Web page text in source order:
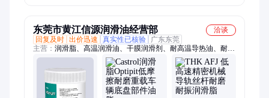
东莞市黄江信源润滑油经营部
洽谈
回复及时 出价迅速 真实性已核验
广东东莞
主营： 润滑脂、高温润滑油、干膜润滑剂、耐高温导热油、耐高
温防卡膏、炉膛清洁剂、机器人润滑脂、ENEOS润滑脂、
COSMO润滑脂、进口润滑脂、合成润滑脂、挥发性冲压油、通
用润滑油脂、多功能润滑油脂、高温防卡油、出光润滑油、协同
润滑油、高温齿轮油、机床导轨油、合成轴承油、气缸密封胶、